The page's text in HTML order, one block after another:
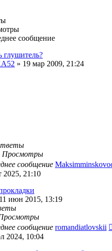
сообщение
глушитель?
» 19 мар 2009, 21:24
Просмотры
сообщение
2025, 21:10
11 июн 2015, 13:19
сообщение romandiatlovskii
2024, 10:04